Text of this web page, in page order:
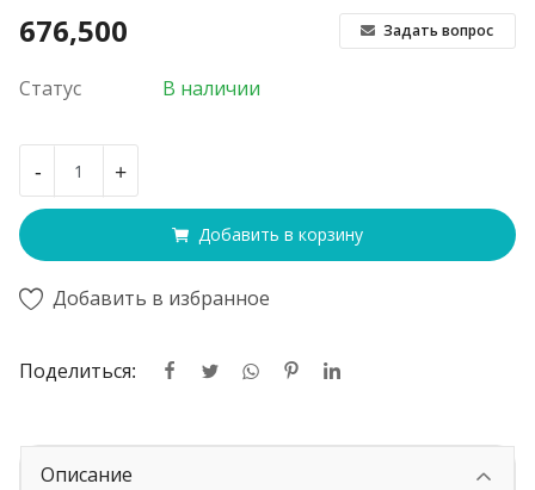
676,500 Задать вопрос
Статус В наличии
- +
Добавить в корзину
Добавить в избранное
Поделиться:
Описание